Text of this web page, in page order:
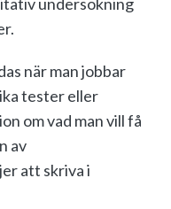
när man jobbar
tester eller
om vad man vill få
av
att skriva i